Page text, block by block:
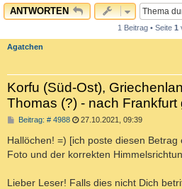
ANTWORTEN
1 Beitrag • Seite 1
Agatchen
Korfu (Süd-Ost),
Thomas (?) - nach Frankfurt
Beitrag: # 4988B
i
t
r
27.10.2021, 09:39
Hallöchen! =) [ich poste diesen
Foto und der korrekten
Lieber Leser! Falls dies nicht Dich